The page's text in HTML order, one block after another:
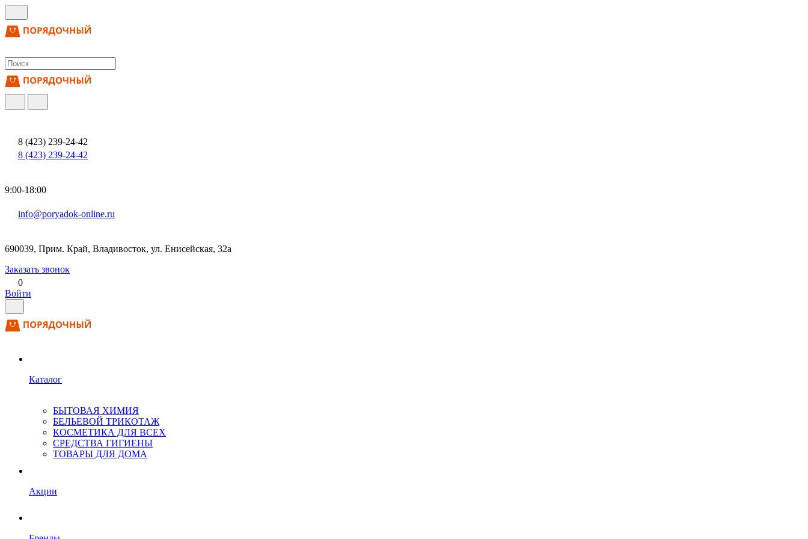
8 (423) 239-24-42
8 (423) 239-24-42
9:00-18:00
info@poryadok-online.ru
690039, Прим. Край, Владивосток, ул. Енисейская, 32а
Заказать звонок
0
Войти
Каталог
БЫТОВАЯ ХИМИЯ
БЕЛЬЕВОЙ ТРИКОТАЖ
КОСМЕТИКА ДЛЯ ВСЕХ
СРЕДСТВА ГИГИЕНЫ
ТОВАРЫ ДЛЯ ДОМА
Акции